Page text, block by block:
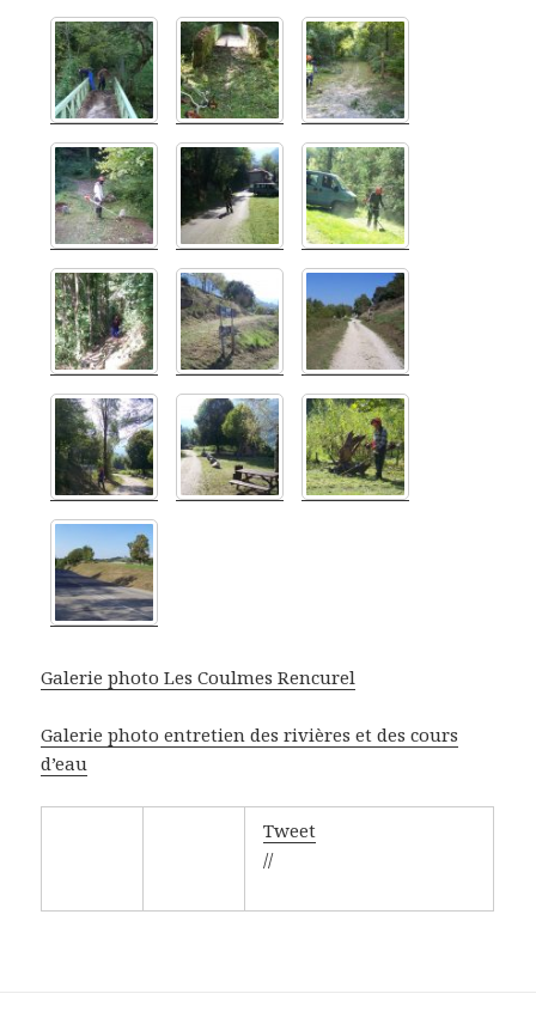
Galerie photo Les Coulmes Rencurel
Galerie photo entretien des rivières et des cours
d’eau
Tweet
//